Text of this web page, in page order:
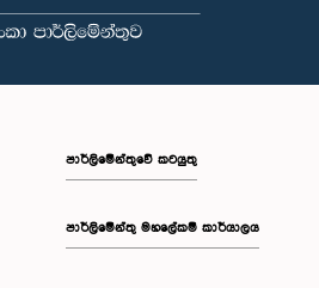
පාර්ලිමේන්තුවේ කටයුතු
පාර්ලිමේන්තු මහලේකම් කාර්යාලය